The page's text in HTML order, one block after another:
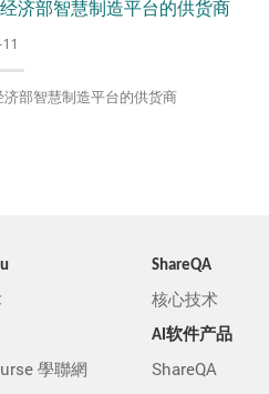
济部智慧制造平台的供货商
济部智慧制造平台的供货商
學聯網
ShareQA
核心技术
AI软件产品
ShareQA